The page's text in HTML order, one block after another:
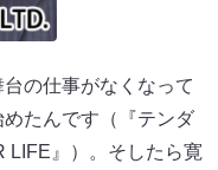
の仕事がなくなって
たんです（『テンダ
LIFE』）。そしたら寛